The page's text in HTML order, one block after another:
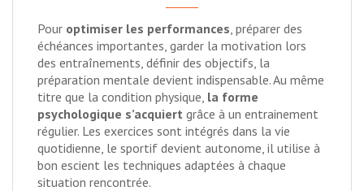
Pour optimiser les performances, préparer des
échéances importantes, garder la motivation lors
des entraînements, définir des objectifs, la
préparation mentale devient indispensable. Au même
titre que la condition physique, la forme
psychologique s’acquiert grâce à un entrainement
régulier. Les exercices sont intégrés dans la vie
quotidienne, le sportif devient autonome, il utilise à
bon escient les techniques adaptées à chaque
situation rencontrée.